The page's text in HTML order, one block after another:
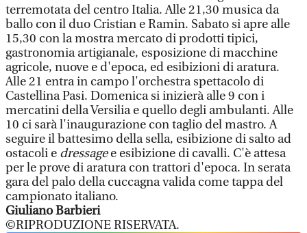
terremotata del centro Italia. Alle 21,30 musica da
ballo con il duo Cristian e Ramin. Sabato si apre alle
15,30 con la mostra mercato di prodotti tipici,
gastronomia artigianale, esposizione di macchine
agricole, nuove e d'epoca, ed esibizioni di aratura.
Alle 21 entra in campo l'orchestra spettacolo di
Castellina Pasi. Domenica si inizierà alle 9 con i
mercatini della Versilia e quello degli ambulanti. Alle
10 ci sarà l'inaugurazione con taglio del mastro. A
seguire il battesimo della sella, esibizione di salto ad
ostacoli e dressagee esibizione di cavalli. C'è attesa
per le prove di aratura con trattori d'epoca. In serata
gara del palo della cuccagna valida come tappa del
campionato italiano.
Giuliano Barbieri
©RIPRODUZIONE RISERVATA.